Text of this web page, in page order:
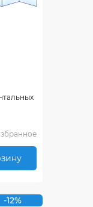
-12%